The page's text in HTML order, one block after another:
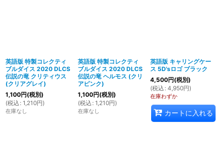
英語版 特製コレクティ
ブルダイス 2020 DLCS
伝説の竜 クリティウス
(クリアグレイ)
1,100円(税別)
(税込 : 1,210円)
在庫なし
英語版 特製コレクティ
ブルダイス 2020 DLCS
伝説の竜 ヘルモス (クリ
アピンク)
1,100円(税別)
(税込 : 1,210円)
在庫なし
英語版 キャリングケー
ス 5D'sロゴ ブラック
4,500円(税別)
(税込 : 4,950円)
在庫わずか
カートに入れる